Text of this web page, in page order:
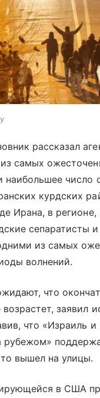
рассказал
самых
наибольшее число
курдских
Ирана, в регионе,
сепаратисты
из самых
волнений.
что
заявил
что «Израиль
рубежом»
вышел на улицы.
в США